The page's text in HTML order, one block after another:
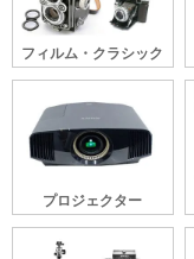
フィルム・クラシック
プロジェクター